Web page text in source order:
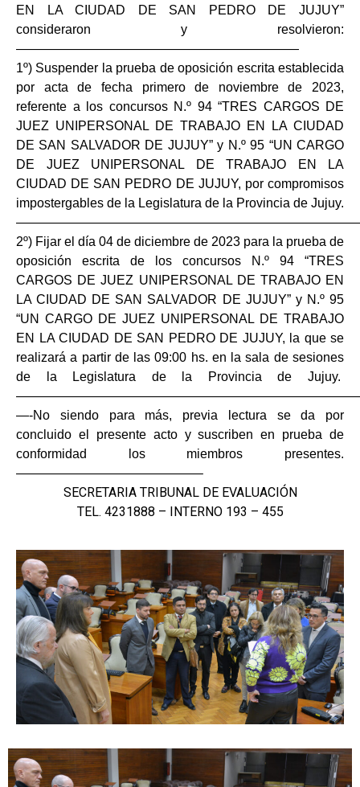
EN LA CIUDAD DE SAN PEDRO DE JUJUY”
consideraron y resolvieron:
——————————————————————
1º) Suspender la prueba de oposición escrita establecida
por acta de fecha primero de noviembre de 2023,
referente a los concursos N.º 94 “TRES CARGOS DE
JUEZ UNIPERSONAL DE TRABAJO EN LA CIUDAD
DE SAN SALVADOR DE JUJUY” y N.º 95 “UN CARGO
DE JUEZ UNIPERSONAL DE TRABAJO EN LA
CIUDAD DE SAN PEDRO DE JUJUY, por compromisos
impostergables de la Legislatura de la Provincia de Jujuy.
2º) Fijar el día 04 de diciembre de 2023 para la prueba de
oposición escrita de los concursos N.º 94 “TRES
CARGOS DE JUEZ UNIPERSONAL DE TRABAJO EN
LA CIUDAD DE SAN SALVADOR DE JUJUY” y N.º 95
“UN CARGO DE JUEZ UNIPERSONAL DE TRABAJO
EN LA CIUDAD DE SAN PEDRO DE JUJUY, la que se
realizará a partir de las 09:00 hs. en la sala de sesiones
de la Legislatura de la Provincia de Jujuy.
—-No siendo para más, previa lectura se da por
concluido el presente acto y suscriben en prueba de
conformidad los miembros presentes.
——————————————–
SECRETARIA TRIBUNAL DE EVALUACIÓN
TEL. 4231888 – INTERNO 193 – 455